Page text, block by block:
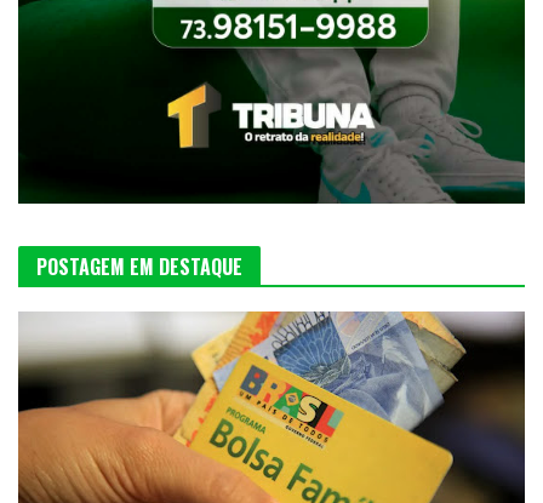
POSTAGEM EM DESTAQUE